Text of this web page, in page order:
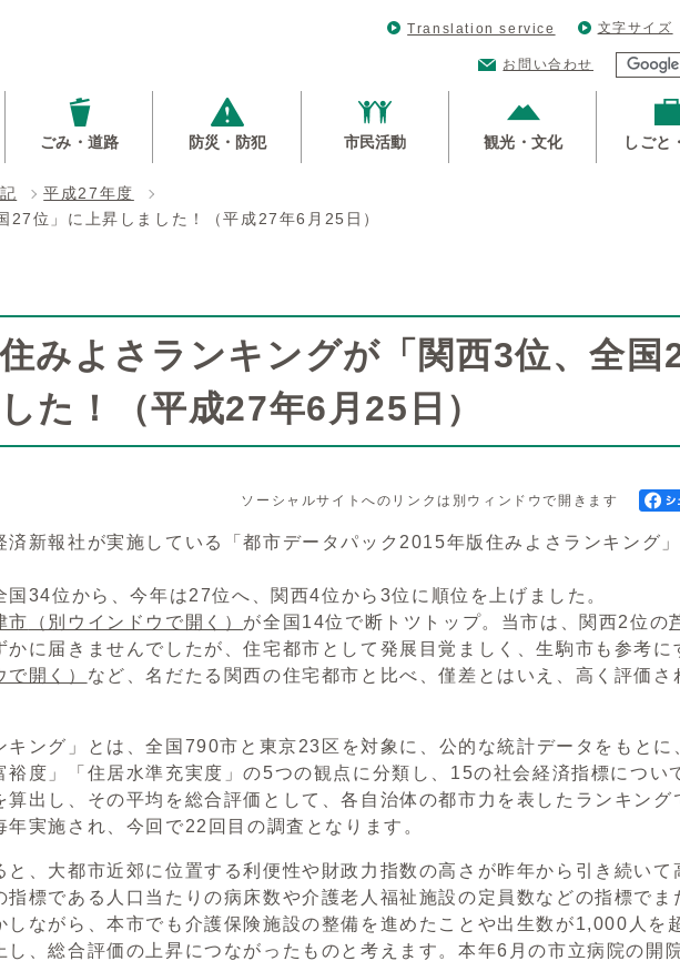
Translation service 文字サイズ
お問い合わせ
ごみ・道路 防災・防犯 市民活動 観光・文化 しごと
平成27年度
位」に上昇しました！（平成27年6月25日）
みよさランキングが「関西3位、全国
た！（平成27年6月25日）
ソーシャルサイトへのリンクは別ウィンドウで開きます
済新報社が実施している「都市データパック2015年版住みよさランキング
国34位から、今年は27位へ、関西4位から3位に順位を上げました。
市 （別ウインドウで開く） が全国14位で断トツトップ。当市は、関西2位の
かに届きませんでしたが、住宅都市として発展目覚ましく、生駒市も参考に
で開く） など、名だたる関西の住宅都市と比べ、僅差とはいえ、高く評価さ
キング」とは、全国790市と東京23区を対象に、公的な統計データをもとに
裕度」「住居水準充実度」の5つの観点に分類し、15の社会経済指標につい
算出し、その平均を総合評価として、各自治体の都市力を表したランキング
年実施され、今回で22回目の調査となります。
と、大都市近郊に位置する利便性や財政力指数の高さが昨年から引き続いて
指標である人口当たりの病床数や介護老人福祉施設の定員数などの指標でま
しながら、本市でも介護保険施設の整備を進めたことや出生数が1,000人を
し、総合評価の上昇につながったものと考えます。本年6月の市立病院の開